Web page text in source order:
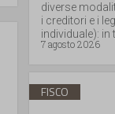
diverse
i creditori e i
individuale): in
7 agosto 2026
FISCO